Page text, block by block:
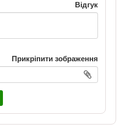
Відгук
Прикріпити зображення